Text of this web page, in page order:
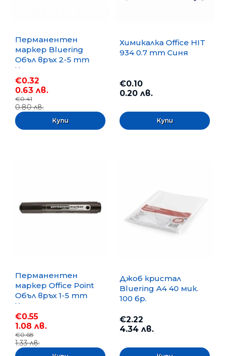
Перманентен
маркер Bluering
Объл връх 2-5 mm
Черен
€0.32
0.63 лв.
€0.41
0.80 лв.
Химикалка Office HIT
934 0.7 mm Синя
€0.10
0.20 лв.
Перманентен
маркер Office Point
Объл връх 1-5 mm
Черен
€0.55
1.08 лв.
€0.68
1.33 лв.
Джоб кристал
Bluering А4 40 мик.
100 бр.
€2.22
4.34 лв.